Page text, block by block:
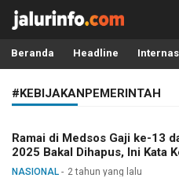
Info Terbaru, Berita Terkini
Terkini, Akurat dan Terpercaya
Beranda Headline
#KEBIJAKANPEMERINTAH
Ramai di Medsos Gaji ke-13
2025 Bakal Dihapus, Ini Kata
NASIONAL 2 tahun yang lalu